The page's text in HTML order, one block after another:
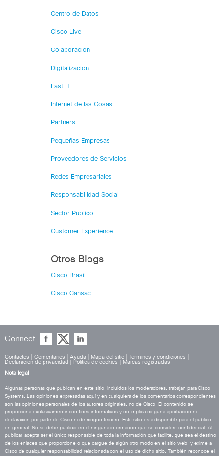
Centro de Datos
Cisco Live
Colaboración
Digitalización
Fast IT
Internet de las Cosas
Partners
Pequeñas Empresas
Proveedores de Servicios
Redes Empresariales
Responsabilidad Social
Sector Público
Customer Experience
Otros Blogs
Cisco Brasil
Cisco Cansac
Connect
Contactos Comentarios Ayuda Mapa del sitio Términos y condiciones
Declaración de privacidad
Política de cookies
Marcas registradas
Nota legal
Algunas personas que publican en este sitio, incluidos los moderadores, trabajan para Cisco
Systems. Las opiniones expresadas aquí y en cualquiera de los comentarios correspondientes
son las opiniones personales de los autores originales, no de Cisco. El contenido se
proporciona exclusivamente con fines informativos y no implica ninguna aprobación ni
declaración por parte de Cisco ni de ningún tercero. Este sitio está disponible para el público
en general. No se debe publicar en él ninguna información que se considere confidencial. Al
publicar, acepta ser el único responsable de toda la información que facilite, que sea el destino
de los enlaces que proporcione o que cargue de algún otro modo en el sitio web, y exime a
Cisco de cualquier responsabilidad relacionada con el uso de dicho sitio. También reconoce el